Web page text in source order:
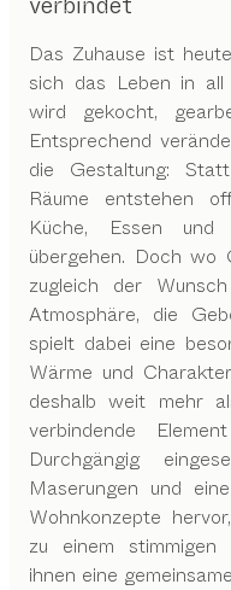
Das Zuhause ist
sich das Leben in
wird gekocht,
Entsprechend
die Gestaltung:
Räume entstehen
Küche, Essen und
übergehen. Doch wo
zugleich der
Atmosphäre, die
spielt dabei eine
Wärme und
deshalb weit mehr
verbindende
Durchgängig
Maserungen und
Wohnkonzepte
zu einem stimmigen
ihnen eine